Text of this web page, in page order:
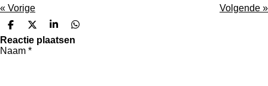
« Vorige Volgende »
D
e
l
e
D
e
e
S
h
D
e
Reactie plaatsen
Naam *